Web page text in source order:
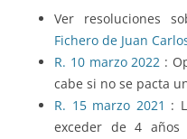
Ver resoluciones
Fichero de Juan
R. 10 marzo 2022 :
cabe si no se pacta
R. 15 marzo 2021 :
exceder de 4